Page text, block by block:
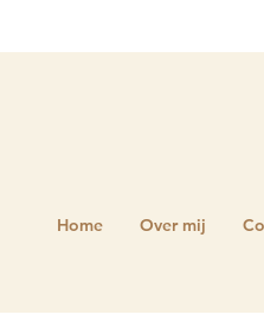
Home Over mij